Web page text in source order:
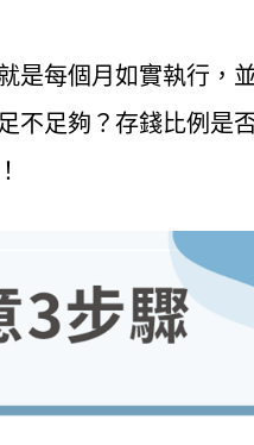
是每個月如實執行，
不足夠？存錢比例是